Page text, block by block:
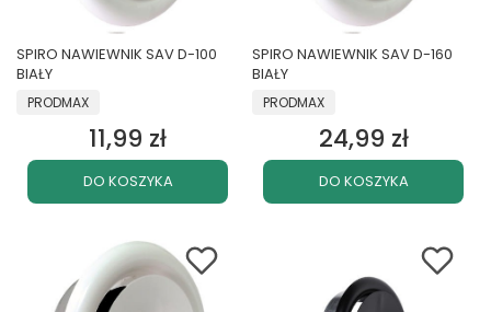
SPIRO NAWIEWNIK SAV D-100
BIAŁY
PRODUCENT
PRODMAX
Cena
11,99 zł
DO KOSZYKA
SPIRO NAWIEWNIK SAV D-160
BIAŁY
PRODUCENT
PRODMAX
Cena
24,99 zł
DO KOSZYKA